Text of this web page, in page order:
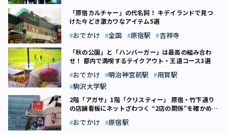
「原宿カルチャー」の代名詞！ キデイランドで見つ
けた今どき激カワなアイテム5選
おでかけ 全国 原宿駅 吉祥寺
「秋の公園」と「ハンバーガー」は最高の組み合わ
せ！ 都内で満喫するテイクアウト・王道コース3選
おでかけ 明治神宮前駅
用賀駅
駒沢大学駅
2階「アガサ」1階「クリスティー」 原宿・竹下通り
の店舗看板にネットざわつく “2店の関係”を確かめに
おでかけ 原宿駅